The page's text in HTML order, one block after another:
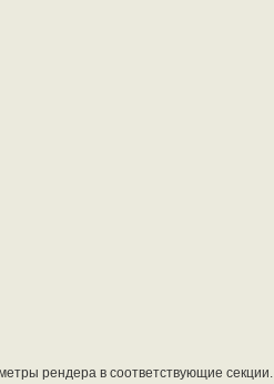
рендера в соответствующие секции.